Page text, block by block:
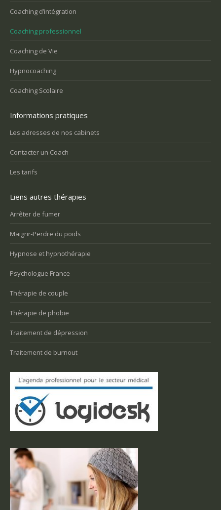
Coaching d’intégration
Coaching professionnel
Coaching de Vie
Hypnocoaching
Coaching Scolaire
Informations pratiques
Les adresses de nos cabinets
Contacter un Coach
Les tarifs
Liens autres thérapies
Arrêter de fumer
Maigrir-Perdre du poids
Hypnose et hypnothérapie
Psychologue France
Thérapie de couple
Thérapie de phobie
Traitement de dépression
Traitement de burnout